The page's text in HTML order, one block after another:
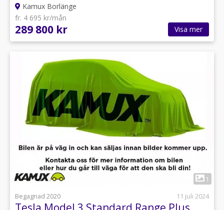
Kamux Borlänge
fr. 4 695 kr/mån
289 800 kr Visa mer
1
Begagnad 2020
11 juli 2024